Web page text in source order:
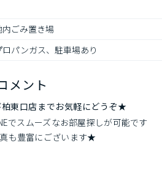
ごみ置き場
パンガス、駐車場あり
メント
東口店までお気軽にどうぞ★
でスムーズなお部屋探しが可能です
も豊富にございます★